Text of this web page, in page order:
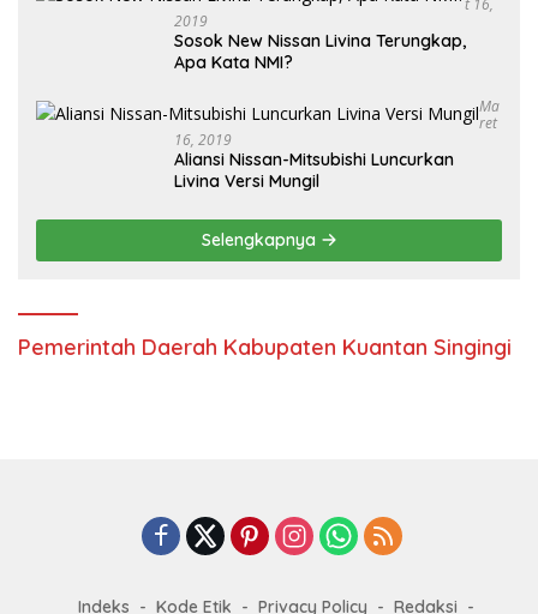
T 16,
2019
Sosok New Nissan Livina Terungkap,
Apa Kata NMI?
Ma
Ret
16, 2019
Aliansi Nissan-Mitsubishi Luncurkan
Livina Versi Mungil
Selengkapnya
Pemerintah Daerah Kabupaten Kuantan Singingi
Indeks Kode Etik Privacy Policy Redaksi